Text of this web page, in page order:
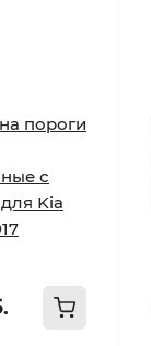
пороги
с
Kia